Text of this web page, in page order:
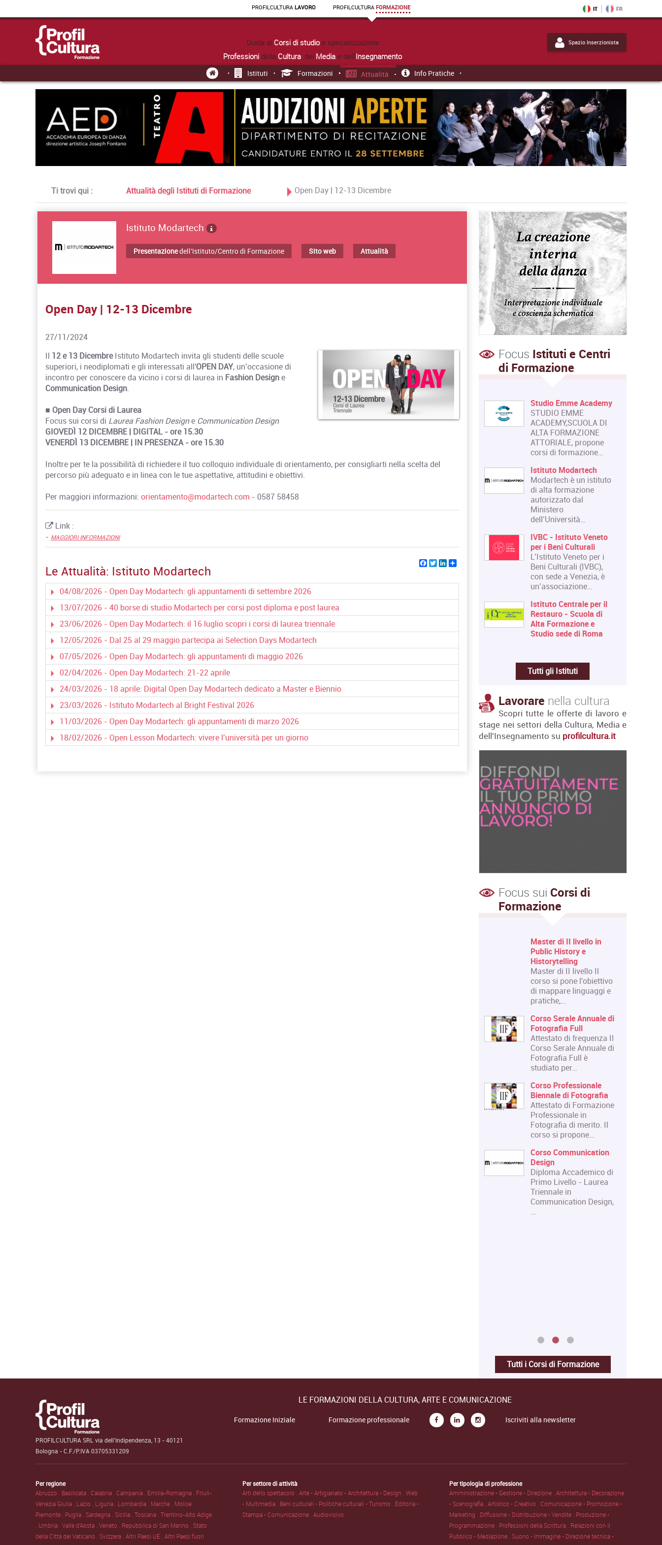
PROFILCULTURA LAVORO PROFILCULTURA FORMAZIONE IT FR
Guida ai Corsi di studioe specializzazione
Professioni della Cultura, dei Media e dell'Insegnamento
Spazio Inserzionista
Istituti Formazioni Attualità Info Pratiche
Ti trovi qui : Attualità degli Istituti di Formazione Open Day | 12-13 Dicembre
Istituto Modartech
Presentazionedell'Istituto/Centro di Formazione Sito web Attualità
Open Day | 12-13 Dicembre
27/11/2024
Il 12 e 13 DicembreIstituto Modartech invita gli studenti delle scuole
superiori, i neodiplomati e gli interessati all'OPEN DAY, un’occasione di
incontro per conoscere da vicino i corsi di laurea in Fashion Designe
Communication Design.
■ Open Day Corsi di Laurea
Focus sui corsi di Laurea Fashion Designe Communication Design
GIOVEDÌ 12 DICEMBRE | DIGITAL - ore15.30
VENERDÌ 13 DICEMBRE | IN PRESENZA - ore 15.30
Inoltre per te la possibilità di richiedere il tuo colloquio individuale di orientamento, per consigliarti nella scelta del
percorso più adeguato e in linea con le tue aspettative, attitudini e obiettivi.
Per maggiori informazioni: orientamento@modartech.com - 0587 58458
Link :
- MAGGIORI INFORMAZIONI
Facebook
TwitterLinkedIn
Le Attualità: Istituto Modartech
04/08/2026 - Open Day Modartech: gli appuntamenti di settembre 2026
13/07/2026 - 40 borse di studio Modartech per corsi post diploma e post laurea
23/06/2026 - Open Day Modartech: il 16 luglio scopri i corsi di laurea triennale
12/05/2026 - Dal 25 al 29 maggio partecipa ai Selection Days Modartech
07/05/2026 - Open Day Modartech: gli appuntamenti di maggio 2026
02/04/2026 - Open Day Modartech: 21-22 aprile
24/03/2026 - 18 aprile: Digital Open Day Modartech dedicato a Master e Biennio
23/03/2026 - Istituto Modartech al Bright Festival 2026
11/03/2026 - Open Day Modartech: gli appuntamenti di marzo 2026
18/02/2026 - Open Lesson Modartech: vivere l’università per un giorno
Focus Istituti e Centri
di Formazione
Studio Emme Academy
STUDIO EMME
ACADEMY,SCUOLA DI
ALTA FORMAZIONE
ATTORIALE, propone
corsi di formazione…
Istituto Modartech
Modartech è un istituto
di alta formazione
autorizzato dal
Ministero
dell’Università…
IVBC - Istituto Veneto
per i Beni Culturali
L’Istituto Veneto per i
Beni Culturali (IVBC),
con sede a Venezia, è
un’associazione…
Istituto Centrale per il
Restauro - Scuola di
Alta Formazione e
Studio sede di Roma
Tutti gli Istituti
Lavorare nella cultura
Scopri tutte le offerte di lavoro e
stage nei settori della Cultura, Media e
dell'Insegnamento su profilcultura.it
Focus sui Corsi di
Formazione
https://ilprato.com/corso/analisi-
Master di II livello in
Public History e
Historytelling
Master di II livello Il
corso si pone l'obiettivo
di mappare linguaggi e
pratiche,…
Corso Serale Annuale di
Fotografia Full
Attestato di frequenza Il
Corso Serale Annuale di
Fotografia Full è
studiato per…
Corso Professionale
Biennale di Fotografia
Attestato di Formazione
Professionale in
Fotografia di merito. Il
corso si propone…
Corso Communication
Design
Diploma Accademico di
Primo Livello - Laurea
Triennale in
Communication Design,
…
Tutti i Corsi di Formazione
PROFILCULTURA SRL via dell'Indipendenza, 13 - 40121
Bologna - C.F./P.IVA 03705331209
LE FORMAZIONI DELLA CULTURA, ARTE E COMUNICAZIONE
Formazione Iniziale Formazione professionale Iscriviti alla newsletter
Per regione
Abruzzo . Basilicata . Calabria . Campania . Emilia-Romagna . Friuli-
Venezia Giulia . Lazio . Liguria . Lombardia . Marche . Molise .
Piemonte . Puglia . Sardegna . Sicilia . Toscana . Trentino-Alto Adige
Umbria . Valle d'Aosta . Veneto . Repubblica di San Marino . Stato
della Città del Vaticano . Svizzera . Altri Paesi UE . Altri Paesi fuori
Per settore di attività
Arti dello spettacolo . Arte • Artigianato • Architettura • Design . Web
• Multimedia . Beni culturali • Politiche culturali • Turismo . Editoria •
Stampa • Comunicazione . Audiovisivo .
Per tipologia di professione
Amministrazione • Gestione • Direzione . Architettura • Decorazione
• Scenografia . Artistico • Creativo . Comunicazione • Promozione •
Marketing . Diffusione • Distribuzione • Vendite . Produzione •
Programmazione . Professioni della Scrittura . Relazioni con il
Pubblico • Mediazione . Suono • Immagine • Direzione tecnica •